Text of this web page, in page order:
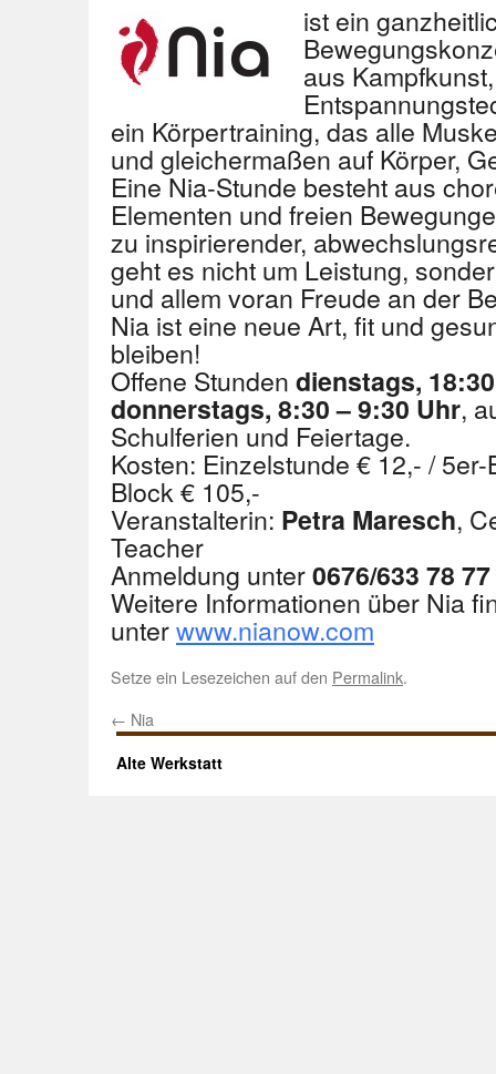
ist ein
aus
ein Körpertraining, das alle
und gleichermaßen auf Körper,
Eine Nia-Stunde besteht aus
Elementen und freien
zu inspirierender,
geht es nicht um Leistung,
und allem voran Freude an der
Nia ist eine neue Art, fit und
bleiben!
Offene Stunden dienstags,
donnerstags, 8:30 – 9:30 Uhr,
Schulferien und Feiertage.
Kosten: Einzelstunde € 12,- /
Block € 105,-
Veranstalterin: Petra Maresch,
Teacher
Anmeldung unter0676/633 78 77
Weitere Informationen über Nia
unterwww.nianow.com
Setze ein Lesezeichen auf den Permalink.
← Nia
Alte Werkstatt